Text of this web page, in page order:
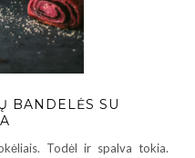
BANDELĖS SU
Todėl ir spalva tokia.